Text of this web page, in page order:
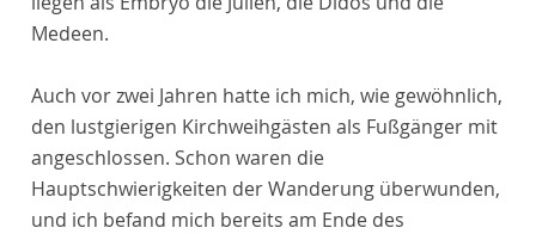
Medeen.
Auch vor zwei Jahren hatte ich mich, wie gewöhnlich,
den lustgierigen Kirchweihgästen als Fußgänger mit
angeschlossen. Schon waren die
Hauptschwierigkeiten der Wanderung überwunden,
und ich befand mich bereits am Ende des